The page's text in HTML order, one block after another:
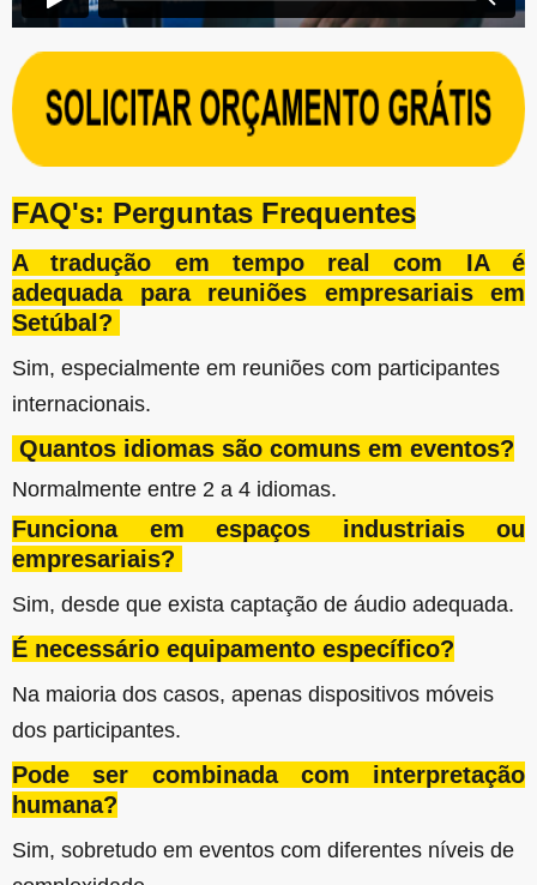
FAQ's: Perguntas Frequentes
A tradução em tempo real com IA é
adequada para reuniões empresariais em
Setúbal?
Sim, especialmente em reuniões com participantes
internacionais.
Quantos idiomas são comuns em eventos?
Normalmente entre 2 a 4 idiomas.
Funciona em espaços industriais ou
empresariais?
Sim, desde que exista captação de áudio adequada.
É necessário equipamento específico?
Na maioria dos casos, apenas dispositivos móveis
dos participantes.
Pode ser combinada com interpretação
humana?
Sim, sobretudo em eventos com diferentes níveis de